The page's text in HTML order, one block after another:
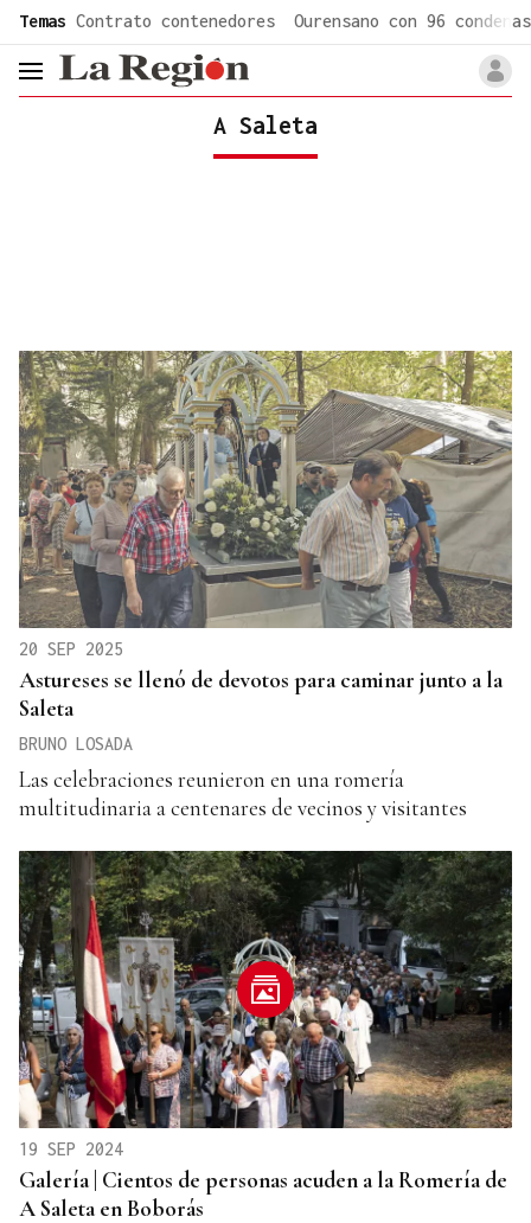
Temas Contrato contenedores Ourensano con 96 condenas
header.menu.open
A Saleta
20 SEP 2025
Astureses se llenó de devotos para caminar junto a la
Saleta
BRUNO LOSADA
Las celebraciones reunieron en una romería
multitudinaria a centenares de vecinos y visitantes
19 SEP 2024
Galería | Cientos de personas acuden a la Romería de
A Saleta en Boborás